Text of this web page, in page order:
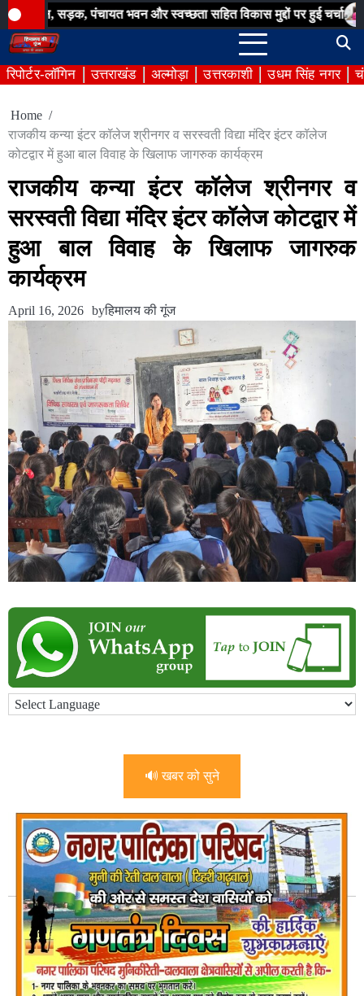
Skip
to
content
पंचायत भवन और स्वच्छता सहित विकास मुद्दों पर हुई चर्चा बिना
रिपोर्टर-लॉगिन उत्तराखंड अल्मोड़ा उत्तरकाशी उधम सिंह नगर
Home
राजकीय कन्या इंटर कॉलेज श्रीनगर व सरस्वती विद्या मंदिर इंटर कॉलेज
कोटद्वार में हुआ बाल विवाह के खिलाफ जागरुक कार्यक्रम
राजकीय कन्या इंटर कॉलेज श्रीनगर व
सरस्वती विद्या मंदिर इंटर कॉलेज कोटद्वार में
हुआ बाल विवाह के खिलाफ जागरुक
कार्यक्रम
April 16, 2026 byहिमालय की गूंज
🔊 खबर को सुने